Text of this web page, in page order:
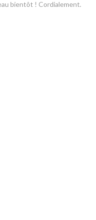
bientôt ! Cordialement,